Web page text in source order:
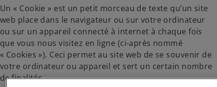
Un « Cookie » est un petit morceau de texte qu’un site
web place dans le navigateur ou sur votre ordinateur
ou sur un appareil connecté à internet à chaque fois
que vous nous visitez en ligne (ci-après nommé
« Cookies »). Ceci permet au site web de se souvenir de
votre ordinateur ou appareil et sert un certain nombre
de finalités.